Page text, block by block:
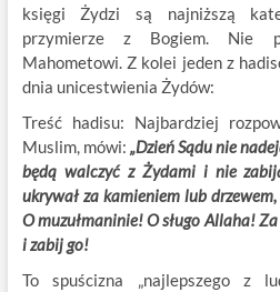
księgi Żydzi są najniższą
przymierze z Bogiem. Nie
Mahometowi. Z kolei jeden z
dnia unicestwienia Żydów:
Treść hadisu: Najbardziej
Muslim, mówi: „Dzień Sądu nie
będą walczyć z Żydami i nie
ukrywał za kamieniem lub
O muzułmaninie! O sługo Allaha!
i zabij go!
To spuścizna „najlepszego z